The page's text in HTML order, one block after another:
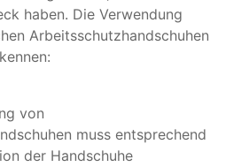
haben. Die Verwendung
Arbeitsschutzhandschuhen
von
muss entsprechend
der Handschuhe